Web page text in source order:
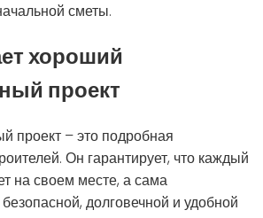
сметы.
хороший
проект
проект – это подробная
Он гарантирует, что каждый
на своем месте, а сама
безопасной, долговечной и удобной